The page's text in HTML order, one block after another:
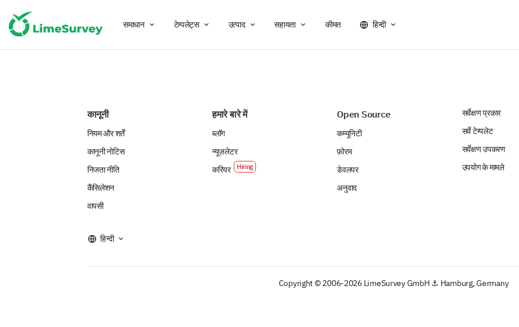
समाधान टेम्पलेट्स उत्पाद सहायता कीमत हिन्दी
कानूनी
नियम और शर्तें
कानूनी नोटिस
निजता नीति
कैंसिलेशन
वापसी
हमारे बारे में
ब्लॉग
न्यूज़लेटर
करियर
Open Source
कम्यूनिटी
फ़ोरम
डेवलपर
अनुवाद
सर्वेक्षण प्रकार
सर्वे टेम्पलेट
सर्वेक्षण उपकरण
उपयोग के मामले
हिन्दी
Copyright © 2006-2026 LimeSurvey GmbH ⚓ Hamburg, Germany